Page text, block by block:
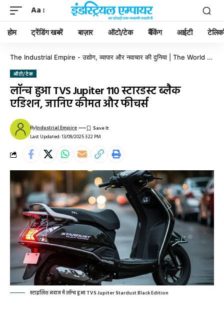
Aa
होम ट्रेंडिंग खबरें बाज़ार ऑटो/टेक बैंकिंग आईटी
The Industrial Empire - उद्योग, व्यापार और नवाचार की दुनिया | The World of Industry, Business & Innovation
ऑटो/टेक
लॉन्च हुआ TVS Jupiter 110 स्टारडस्ट ब्लैक
एडिशन, जानिए कीमत और फीचर्स
Last Updated: 13/09/2025 3:22 PM
ByIndustrial Empire
स्टाइलिश अंदाज में लॉन्च हुआ TVS Jupiter Stardust Black Edition